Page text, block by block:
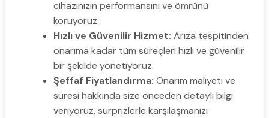
cihazınızın performansını ve ömrünü
koruyoruz.
Hızlı ve Güvenilir Hizmet: Arıza tespitinden
onarıma kadar tüm süreçleri hızlı ve güvenilir
bir şekilde yönetiyoruz.
Şeffaf Fiyatlandırma: Onarım maliyeti ve
süresi hakkında size önceden detaylı bilgi
veriyoruz, sürprizlerle karşılaşmanızı